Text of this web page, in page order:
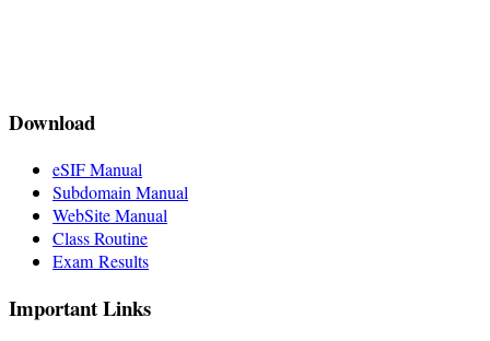
Download
eSIF Manual
Subdomain Manual
WebSite Manual
Class Routine
Exam Results
Important Links